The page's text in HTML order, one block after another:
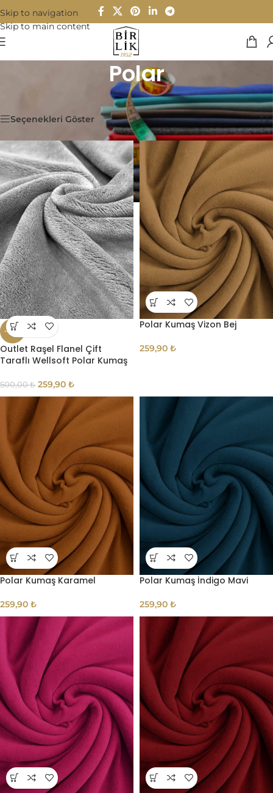
Skip to navigation
Skip to main content
Polar
Polar 46 sonucun tümü gösteriliyor
Seçenekleri Göster
-48%
Outlet Raşel Flanel Çift
Taraflı Wellsoft Polar Kumaş
500,00₺ 259,90 ₺
Polar Kumaş Vizon Bej
259,90 ₺
Polar Kumaş Karamel
259,90 ₺
Polar Kumaş İndigo Mavi
259,90 ₺